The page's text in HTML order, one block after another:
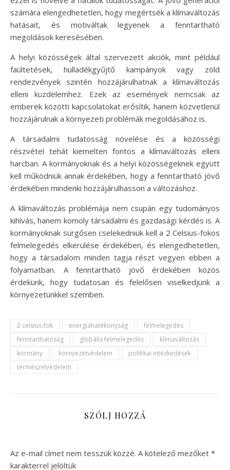
számára elengedhetetlen, hogy megértsék a klímaváltozás
hatásait, és motiváltak legyenek a fenntartható
megoldások keresésében.
A helyi közösségek által szervezett akciók, mint például
faültetések, hulladékgyűjtő kampányok vagy zöld
rendezvények szintén hozzájárulhatnak a klímaváltozás
elleni küzdelemhez. Ezek az események nemcsak az
emberek közötti kapcsolatokat erősítik, hanem közvetlenül
hozzájárulnak a környezeti problémák megoldásához is.
A társadalmi tudatosság növelése és a közösségi
részvétel tehát kiemelten fontos a klímaváltozás elleni
harcban. A kormányoknak és a helyi közösségeknek együtt
kell működniük annak érdekében, hogy a fenntartható jövő
érdekében mindenki hozzájárulhasson a változáshoz.
A klímaváltozás problémája nem csupán egy tudományos
kihívás, hanem komoly társadalmi és gazdasági kérdés is. A
kormányoknak sürgősen cselekedniük kell a 2 Celsius-fokos
felmelegedés elkerülése érdekében, és elengedhetetlen,
hogy a társadalom minden tagja részt vegyen ebben a
folyamatban. A fenntartható jövő érdekében közös
érdekünk, hogy tudatosan és felelősen viselkedjünk a
környezetünkkel szemben.
2 celsius-fok energiahatékonyság
felmelegedés
fenntarthatóság
globális felmelegedés
klímaváltozás
kormány
környezetvédelem
politikai intézkedések
természetvédelem
SZÓLJ HOZZÁ
Az e-mail címet nem tesszük közzé. A kötelező mezőket *
karakterrel jelöltük